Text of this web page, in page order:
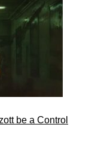
be a Control